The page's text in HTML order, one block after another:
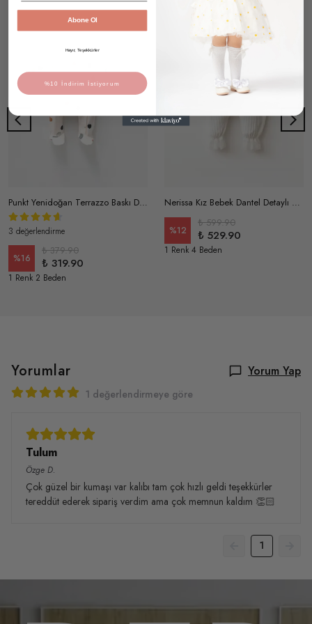
Punkt Yenidoğan Terrazzo Baskı Desenli Antialerjik Pamuklu Patikli Bere Tulum Takım
3 değerlendirme
%16
₺ 379.90
₺ 319.90
1 Renk 2 Beden
Nerissa Kız Bebek Dantel Detaylı Örgü Yakalı Dokulu Tulum
%12
₺ 599.90
₺ 529.90
1 Renk 4 Beden
Yorumlar Yorum Yap
1 değerlendirmeye göre
Tulum
Özge D.
Çok güzel bir kumaşı var kalıbı tam çok hızlı geldi teşekkürler
tereddüt ederek sipariş verdim ama çok memnun kaldım 👏🏻
1
Abone Ol
Hayır, Teşekkürler
%10 İndirim İstiyorum